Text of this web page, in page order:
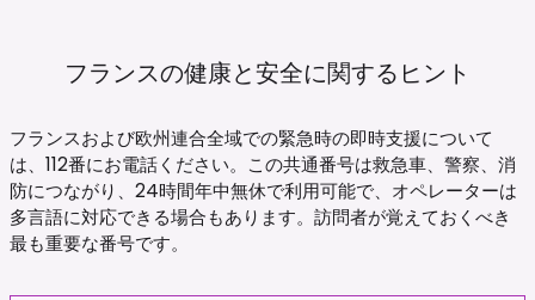
フランスの健康と安全に関するヒント
フランスおよび欧州連合全域での緊急時の即時支援について
は、112番にお電話ください。この共通番号は救急車、警察、消
防につながり、24時間年中無休で利用可能で、オペレーターは
多言語に対応できる場合もあります。訪問者が覚えておくべき
最も重要な番号です。